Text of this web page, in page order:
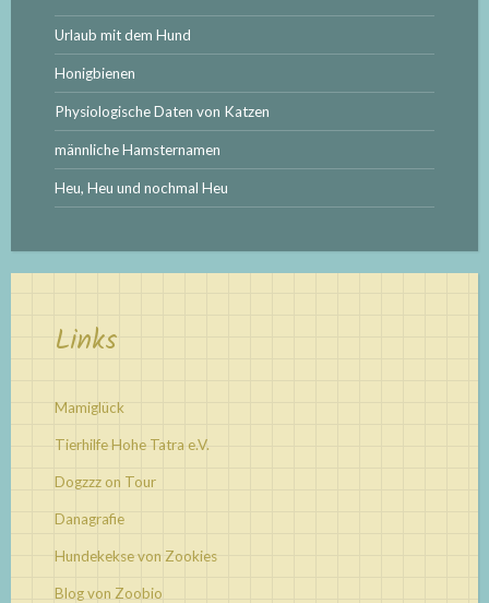
Urlaub mit dem Hund
Honigbienen
Physiologische Daten von Katzen
männliche Hamsternamen
Heu, Heu und nochmal Heu
Links
Mamiglück
Tierhilfe Hohe Tatra e.V.
Dogzzz on Tour
Danagrafie
Hundekekse von Zookies
Blog von Zoobio